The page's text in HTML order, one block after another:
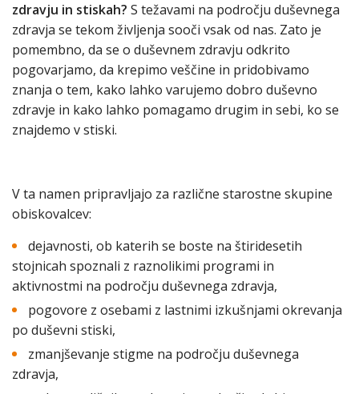
zdravju in stiskah? S težavami na področju duševnega
zdravja se tekom življenja sooči vsak od nas. Zato je
pomembno, da se o duševnem zdravju odkrito
pogovarjamo, da krepimo veščine in pridobivamo
znanja o tem, kako lahko varujemo dobro duševno
zdravje in kako lahko pomagamo drugim in sebi, ko se
znajdemo v stiski.
V ta namen pripravljajo za različne starostne skupine
obiskovalcev:
dejavnosti, ob katerih se boste na štiridesetih
stojnicah spoznali z raznolikimi programi in
aktivnostmi na področju duševnega zdravja,
pogovore z osebami z lastnimi izkušnjami okrevanja
po duševni stiski,
zmanjševanje stigme na področju duševnega
zdravja,